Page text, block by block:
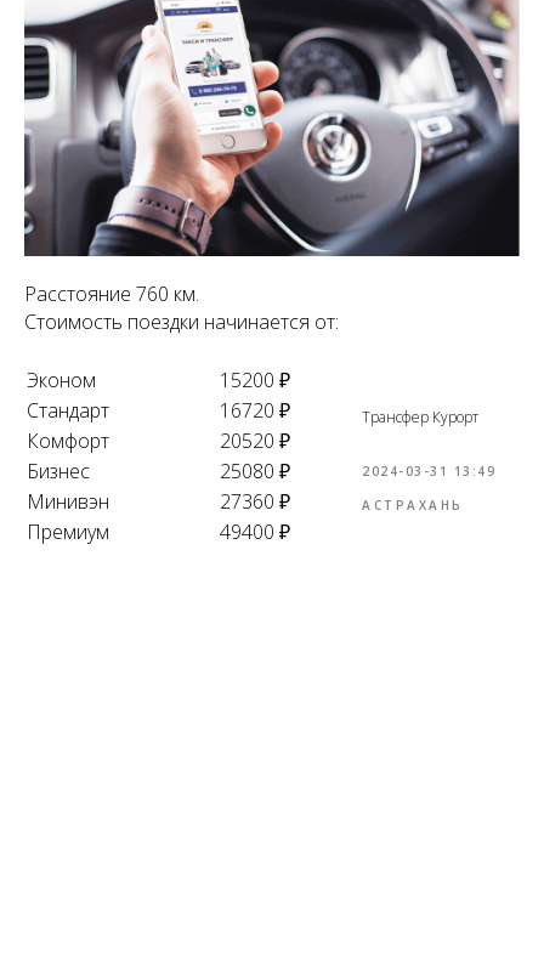
Расстояние 760 км.
Стоимость поездки начинается от:
Эконом
15200 ₽
Стандарт
16720 ₽
Комфорт
20520 ₽
Бизнес
25080 ₽
Минивэн
27360 ₽
Премиум
49400 ₽
Трансфер Курорт
2024-03-31 13:49
АСТРАХАНЬ